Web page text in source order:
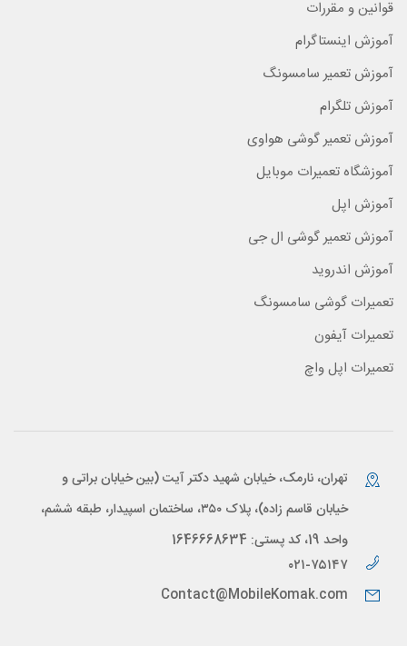
قوانین و مقررات
آموزش اینستاگرام
آموزش تعمیر سامسونگ
آموزش تلگرام
آموزش تعمیر گوشی هواوی
آموزشگاه تعمیرات موبایل
آموزش اپل
آموزش تعمیر گوشی ال جی
آموزش اندروید
تعمیرات گوشی سامسونگ
تعمیرات آیفون
تعمیرات اپل واچ
تهران، نارمک، خیابان شهید دکتر آیت (بین خیابان براتی و
خیابان قاسم زاده)، پلاک ۳۵۰، ساختمان اسپیدار، طبقه ششم،
واحد 19، کد پستی: 1646668634
۰۲۱-۷۵۱۴۷
Contact@MobileKomak.com